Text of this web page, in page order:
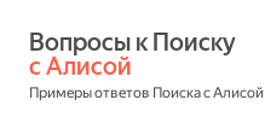
с Алисой
Примеры ответов Поиска с Алисой